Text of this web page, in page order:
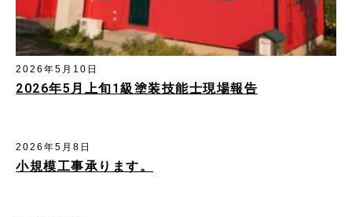
2026年5月上旬1級塗装技能士現場報告
2026年5月10日
小規模工事承ります。
2026年5月8日